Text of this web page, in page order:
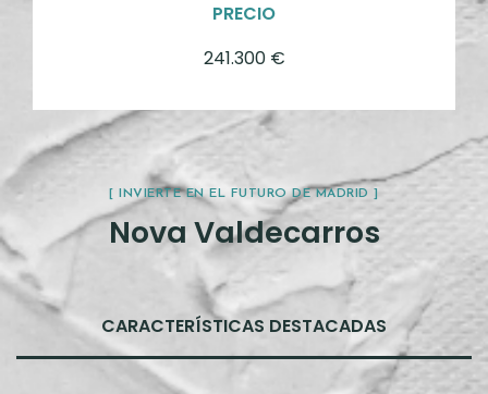
PRECIO
241.300 €
[ INVIERTE EN EL FUTURO DE MADRID ]
Nova Valdecarros
CARACTERÍSTICAS DESTACADAS